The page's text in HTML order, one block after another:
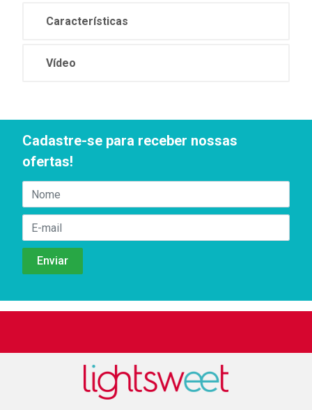
Características
Vídeo
Cadastre-se para receber nossas
ofertas!